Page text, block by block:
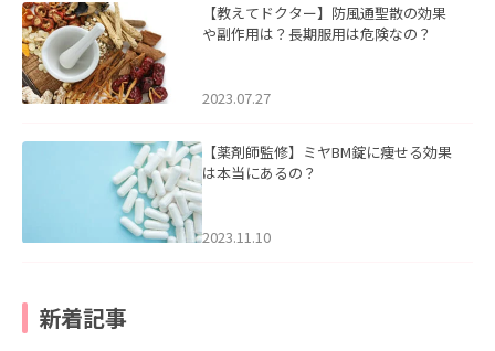
【教えてドクター】防風通聖散の効果
や副作用は？長期服用は危険なの？
2023.07.27
【薬剤師監修】ミヤBM錠に痩せる効果
は本当にあるの？
2023.11.10
新着記事